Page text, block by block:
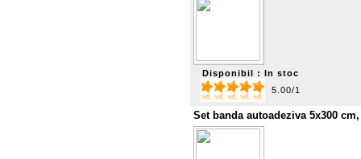
Disponibil : In stoc
5.00/1
Set banda autoadeziva 5x300